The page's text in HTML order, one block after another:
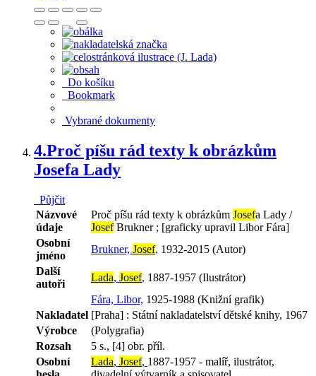
Do košíku
Bookmark
Vybrané dokumenty
4.Proč píšu rád texty k obrázkům
Josefa Lady
Půjčit
Názvové
údaje
Proč píšu rád texty k obrázkům Josefa Lady /
JosefBrukner ; [graficky upravil Libor Fára]
Osobní
jméno
Brukner, Josef, 1932-2015 (Autor)
Další
autoři
Lada, Josef, 1887-1957 (Ilustrátor)
Fára, Libor, 1925-1988 (Knižní grafik)
Nakladatel [Praha] : Státní nakladatelství dětské knihy, 1967
Výrobce
(Polygrafia)
Rozsah
5 s., [4] obr. příl.
Osobní
Lada, Josef, 1887-1957 - malíř, ilustrátor,